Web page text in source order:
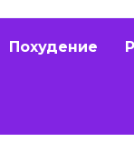
Похудение